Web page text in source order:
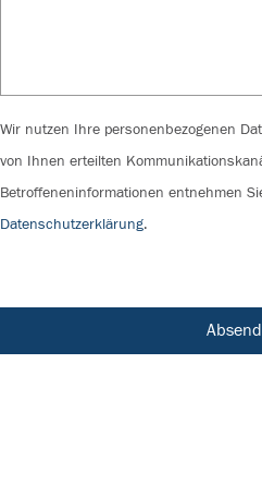
Wir nutzen Ihre personenbezogenen
von Ihnen erteilten
Betroffeneninformationen entnehmen
Datenschutzerklärung.